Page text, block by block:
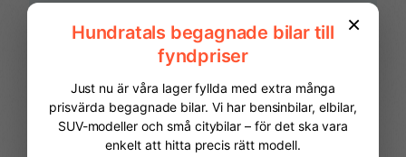
Kollisionsvarning fram Krockkuddar fram
LED DRL (Varselljus) LED strålkastare
FINANSIERING